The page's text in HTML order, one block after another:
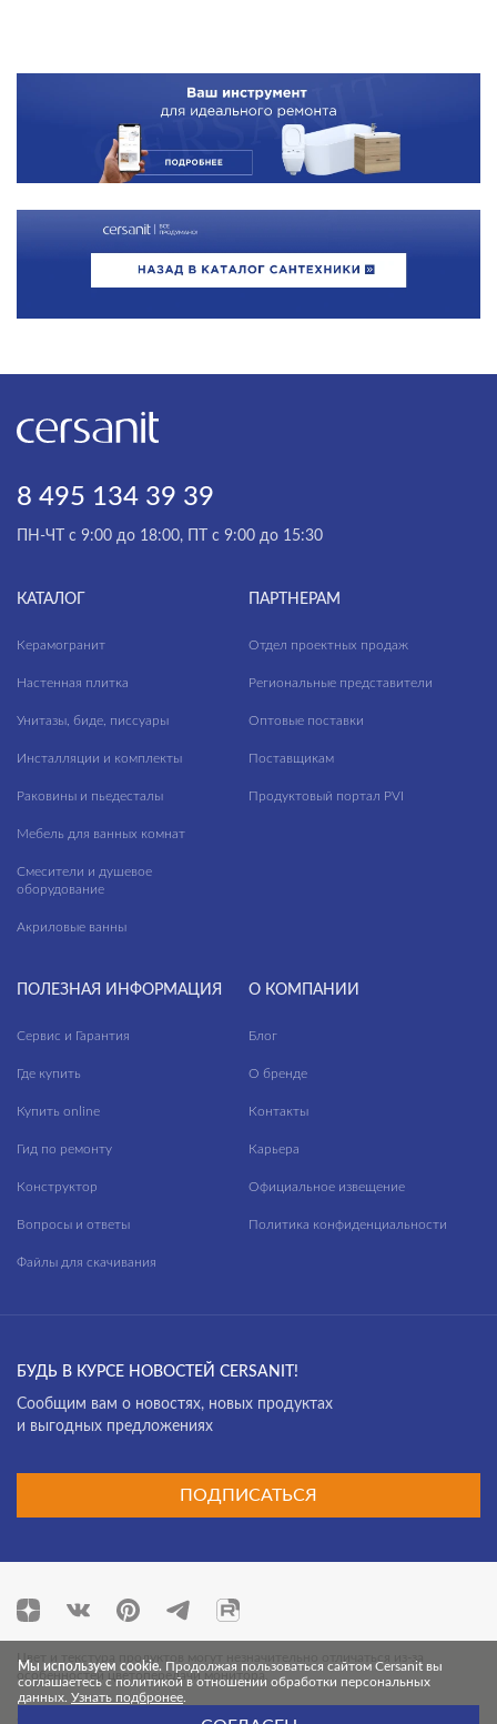
8 495 134 39 39
ПН-ЧТ с 9:00 до 18:00, ПТ с 9:00 до 15:30
КАТАЛОГ
Керамогранит
Настенная плитка
Унитазы, биде, писсуары
Инсталляции и комплекты
Раковины и пьедесталы
Мебель для ванных комнат
Смесители и душевое
оборудование
Акриловые ванны
ПАРТНЕРАМ
Отдел проектных продаж
Региональные представители
Оптовые поставки
Поставщикам
Продуктовый портал PVI
ПОЛЕЗНАЯ ИНФОРМАЦИЯ
Сервис и Гарантия
Где купить
Купить online
Гид по ремонту
Конструктор
Вопросы и ответы
Файлы для скачивания
О КОМПАНИИ
Блог
О бренде
Контакты
Карьера
Официальное извещение
Политика конфиденциальности
БУДЬ В КУРСЕ НОВОСТЕЙ CERSANIT!
Cообщим вам о новостях, новых продуктах
и выгодных предложениях
ПОДПИСАТЬСЯ
Цвет и текстура продуктов могут незначительно отличаться из-за
особенностей цветопередачи монитора.
© 2026 Cersanit. Все права защищены.
Мы используем cookie. Продолжая пользоваться сайтом Cersanit вы
соглашаетесь с политикой в отношении обработки персональных
данных. Узнать подбронее